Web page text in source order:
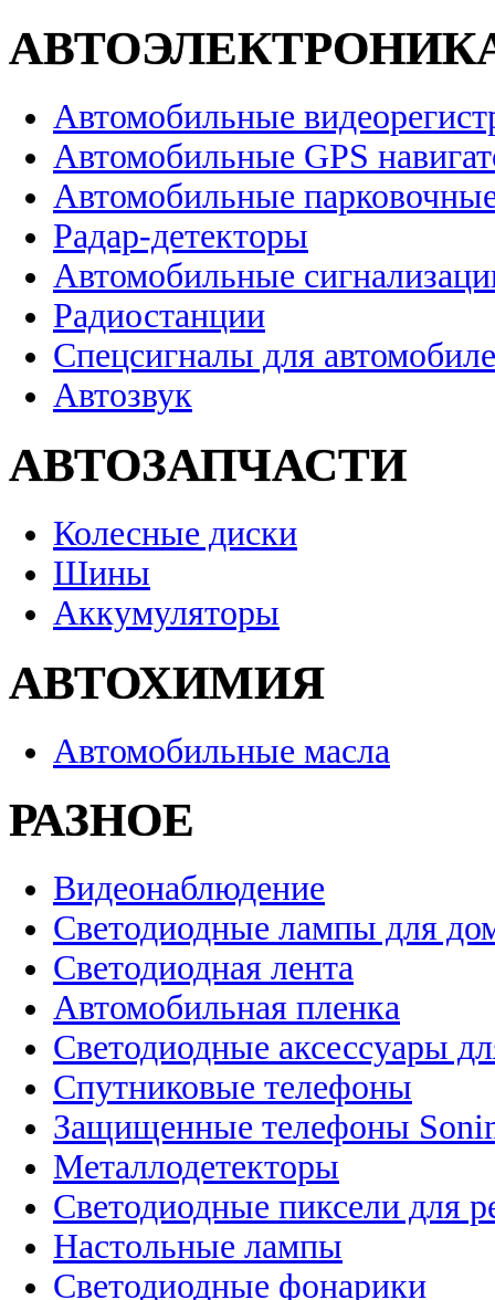
Автомобильные
Автомобильные GPS
Автомобильные
Радар-детекторы
Автомобильные
Радиостанции
Спецсигналы для
Автозвук
АВТОЗАПЧАСТИ
Колесные диски
Шины
Аккумуляторы
АВТОХИМИЯ
Автомобильные масла
РАЗНОЕ
Видеонаблюдение
Светодиодные лампы для
Светодиодная лента
Автомобильная пленка
Светодиодные аксессуары
Спутниковые телефоны
Защищенные телефоны
Металлодетекторы
Светодиодные пиксели для
Настольные лампы
Светодиодные фонарики